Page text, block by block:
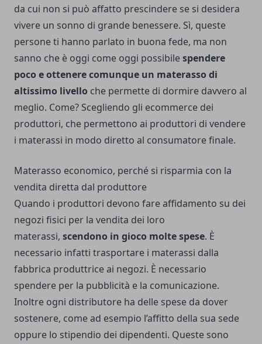
da cui non si può affatto prescindere se si desidera
vivere un sonno di grande benessere. Sì, queste
persone ti hanno parlato in buona fede, ma non
sanno che è oggi come oggi possibilespendere
poco e ottenere comunque un materasso di
altissimo livello che permette di dormire davvero al
meglio. Come? Scegliendo gli ecommerce dei
produttori, che permettono ai produttori di vendere
i materassi in modo diretto al consumatore finale.
Materasso economico, perché si risparmia con la
vendita diretta dal produttore
Quando i produttori devono fare affidamento su dei
negozi fisici per la vendita dei loro
materassi, scendono in gioco molte spese. È
necessario infatti trasportare i materassi dalla
fabbrica produttrice ai negozi. È necessario
spendere per la pubblicità e la comunicazione.
Inoltre ogni distributore ha delle spese da dover
sostenere, come ad esempio l’affitto della sua sede
oppure lo stipendio dei dipendenti. Queste sono